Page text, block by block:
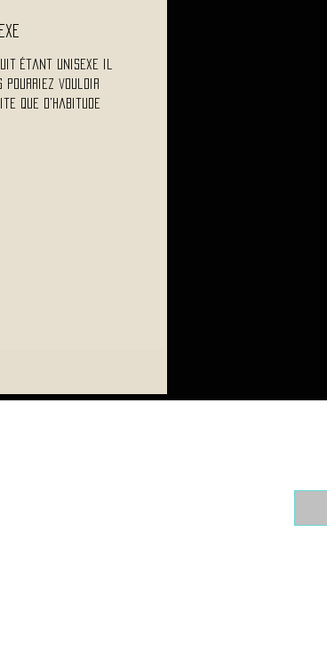
étant unisexe il
pourriez vouloir
que d'habitude